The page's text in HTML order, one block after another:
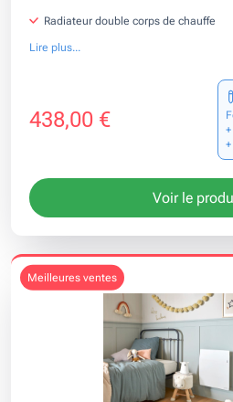
Radiateur double corps de chauffe
Lire plus...
438,00 €
Voir le
meilleures ventes